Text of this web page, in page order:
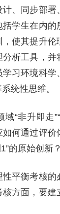
、同步部署
学生在内的
使其提升伦
析工具，并
习环境科学
统性思维。
“非升即走
何通过评价
的原始创新？
平衡考核的
方面，要建